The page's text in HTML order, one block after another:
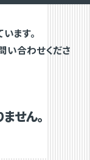
ます。
い合わせくださ
せん。